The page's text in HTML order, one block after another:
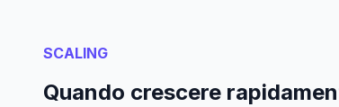
SCALING
Quando crescere